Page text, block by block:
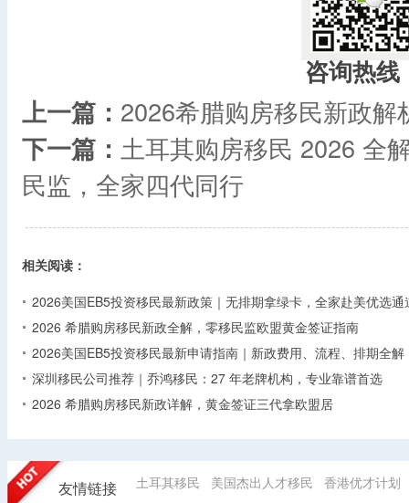
咨询热线
上一篇： 2026希腊购房移民新政
下一篇： 土耳其购房移民 2026 全
民监，全家四代同行
相关阅读：
2026美国EB5投资移民最新政策｜无排期拿绿卡，全家赴美优选通
2026 希腊购房移民新政全解，零移民监欧盟黄金签证指南
2026美国EB5投资移民最新申请指南｜新政费用、流程、排期全解
深圳移民公司推荐｜乔鸿移民：27 年老牌机构，专业靠谱首选
2026 希腊购房移民新政详解，黄金签证三代拿欧盟居
友情链接 土耳其移民 美国杰出人才移民 香港优才计划